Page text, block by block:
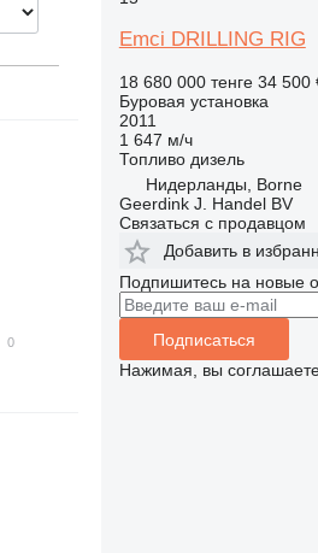
Emci DRILLING RIG
18 680 000 тенге 34 500
Буровая установка
2011
1 647 м/ч
Топливо дизель
Нидерланды, Borne
Geerdink J. Handel BV
Связаться с продавцом
Добавить в
Подпишитесь на новые
Подписаться
Нажимая, вы